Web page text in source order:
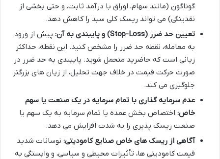
گوناگون (مانند سهام، اوراق با درآمد ثابت، و حتی بخشی از
نقدینگی) می تواند ریسک کلی سبد را کاهش دهد.
تعیین حد ضرر (Stop-Loss) و پایبندی به آن:
پیش از ورود
به معامله، نقطه حد ضرر را مشخص کنید. این نقطه، حداکثر
زیانی است که حاضرید متحمل شوید. پایبندی به حد ضرر در
صورت حرکت قیمت در خلاف جهت تحلیل، از زیان های بزرگتر
جلوگیری می کند.
عدم سرمایه گذاری با تمام سرمایه در یک صنعت یا سهم
خاص: اختصاص بخش عمده یا تمام سرمایه به یک سهم یا
صنعت ریسک پذیری را به شدت افزایش می دهد.
آگاهی از ریسک های خاص صنایع کامودیتی: نوسانات شدید
قیمت کامودیتی ها، تأثیرات محیطی و سیاسی، و وابستگی به